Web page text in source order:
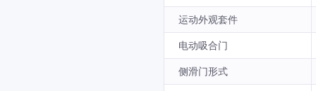
运动外观套件
电动吸合门
侧滑门形式